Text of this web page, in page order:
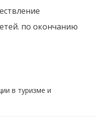
по окончанию
в туризме и